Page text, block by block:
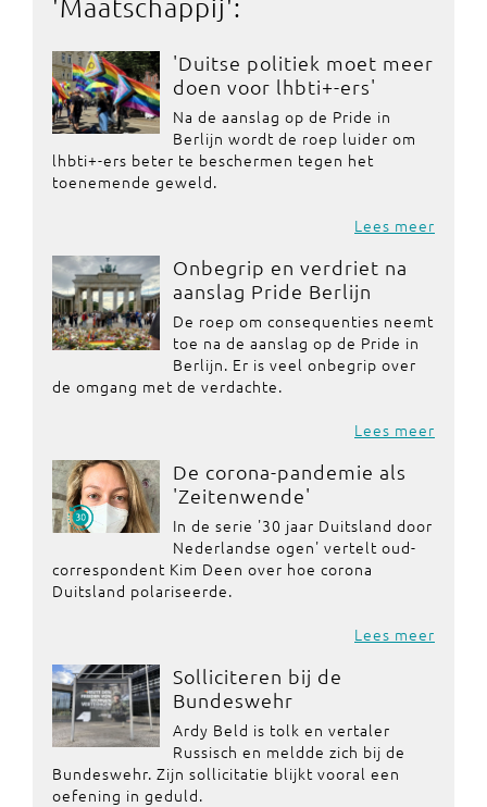
'Maatschappij':
'Duitse politiek moet meer
doen voor lhbti+-ers'
Na de aanslag op de Pride in
Berlijn wordt de roep luider om
lhbti+-ers beter te beschermen tegen het
toenemende geweld.
Lees meer
Onbegrip en verdriet na
aanslag Pride Berlijn
De roep om consequenties neemt
toe na de aanslag op de Pride in
Berlijn. Er is veel onbegrip over
de omgang met de verdachte.
Lees meer
De corona-pandemie als
'Zeitenwende'
In de serie '30 jaar Duitsland door
Nederlandse ogen' vertelt oud-
correspondent Kim Deen over hoe corona
Duitsland polariseerde.
Lees meer
Solliciteren bij de
Bundeswehr
Ardy Beld is tolk en vertaler
Russisch en meldde zich bij de
Bundeswehr. Zijn sollicitatie blijkt vooral een
oefening in geduld.